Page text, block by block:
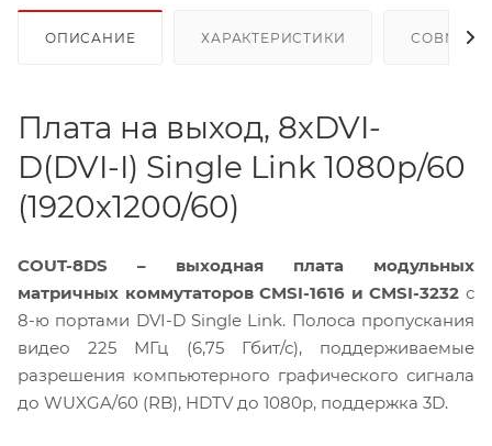
ОПИСАНИЕ ХАРАКТЕРИСТИКИ
Плата на выход, 8хDVI-
D(DVI-I) Single Link 1080p/60
(1920х1200/60)
COUT-8DS – выходная плата модульных
матричных коммутаторов CMSI-1616 и CMSI-3232 с
8-ю портами DVI-D Single Link. Полоса пропускания
видео 225 МГц (6,75 Гбит/с), поддерживаемые
разрешения компьютерного графического сигнала
до WUXGA/60 (RB), HDTV до 1080p, поддержка 3D.